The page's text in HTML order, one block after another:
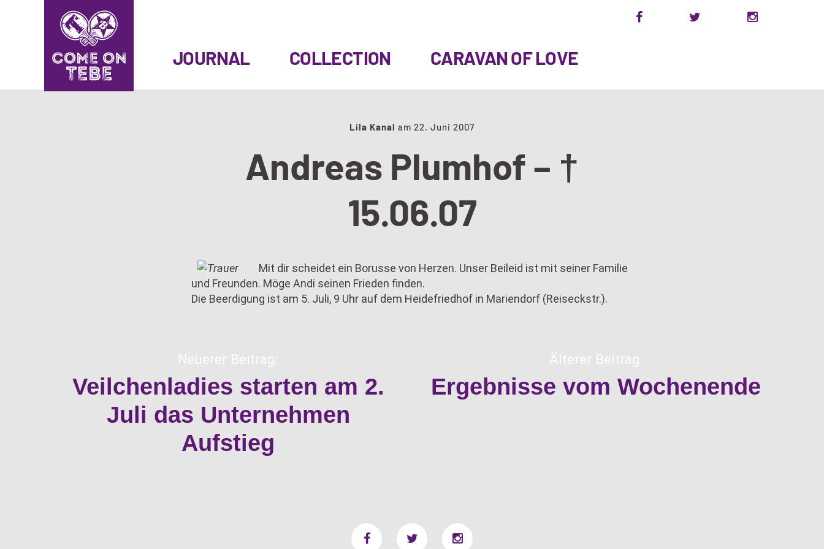
CONTENT
JOURNAL COLLECTION CARAVAN OF LOVE
Lila Kanal am 22. Juni 2007
Andreas Plumhof – †
15.06.07
Mit dir scheidet ein Borusse von Herzen. Unser Beileid ist mit seiner Familie
und Freunden. Möge Andi seinen Frieden finden.
Die Beerdigung ist am 5. Juli, 9 Uhr auf dem Heidefriedhof in Mariendorf (Reiseckstr.).
Neuerer Beitrag:
Veilchenladies starten am 2.
Juli das Unternehmen
Aufstieg
Älterer Beitrag:
Ergebnisse vom Wochenende